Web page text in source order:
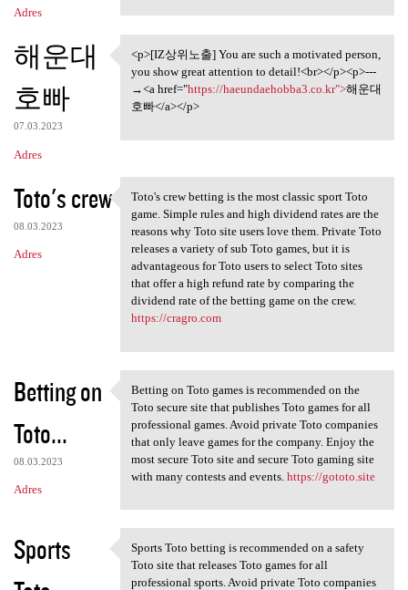
Adres
해운대
호빠
07.03.2023
Adres
<p>[IZ상위노출] You are such a
<p>[IZ상위노출] You are such a motivated person,
you show great attention to detail!<br></p><p>---
→<a href="https://haeundaehobba3.co.kr">해운대
호빠</a></p>
Toto's crew
08.03.2023
Adres
Toto's crew betting is the
Toto's crew betting is the most classic sport Toto
game. Simple rules and high dividend rates are the
reasons why Toto site users love them. Private Toto
releases a variety of sub Toto games, but it is
advantageous for Toto users to select Toto sites
that offer a high refund rate by comparing the
dividend rate of the betting game on the crew.
https://cragro.com
Betting on
Toto...
08.03.2023
Adres
Betting on Toto games is
Betting on Toto games is recommended on the
Toto secure site that publishes Toto games for all
professional games. Avoid private Toto companies
that only leave games for the company. Enjoy the
most secure Toto site and secure Toto gaming site
with many contests and events. https://gototo.site
Sports
Sports Toto betting is
Sports Toto betting is recommended on a safety
Toto site that releases Toto games for all
professional sports. Avoid private Toto companies